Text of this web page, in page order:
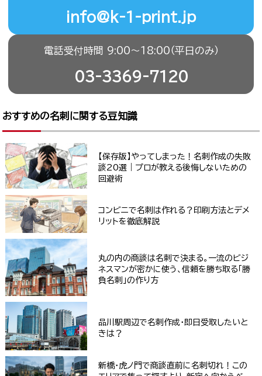
info@k-1-print.jp
電話受付時間 9:00〜18:00（平日のみ）
03-3369-7120
おすすめの名刺に関する豆知識
【保存版】やってしまった！名刺作成の失敗
談20選｜プロが教える後悔しないための
回避術
コンビニで名刺は作れる？印刷方法とデメ
リットを徹底解説
丸の内の商談は名刺で決まる。一流のビジ
ネスマンが密かに使う、信頼を勝ち取る「勝
負名刺」の作り方
品川駅周辺で名刺作成・即日受取したいと
きは？
新橋・虎ノ門で商談直前に名刺切れ！この